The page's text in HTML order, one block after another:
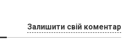
Залишити свій коментар